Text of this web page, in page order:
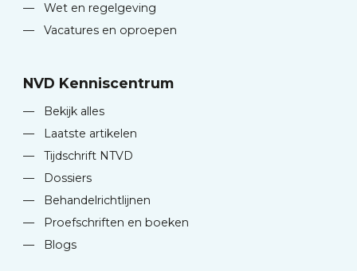
—
Wet en regelgeving
—
Vacatures en oproepen
NVD Kenniscentrum
—
Bekijk alles
—
Laatste artikelen
—
Tijdschrift NTVD
—
Dossiers
—
Behandelrichtlijnen
—
Proefschriften en boeken
—
Blogs